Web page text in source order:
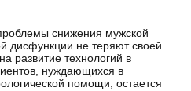
снижения мужской
дисфункции не теряют своей
развитие технологий в
нуждающихся в
помощи, остается